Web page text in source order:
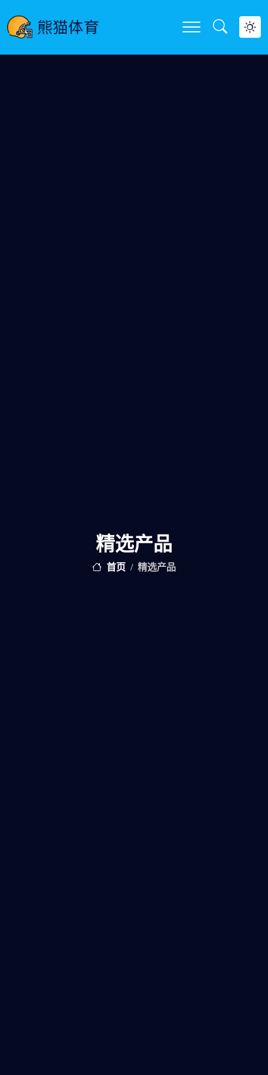
精选产品
首页 精选产品